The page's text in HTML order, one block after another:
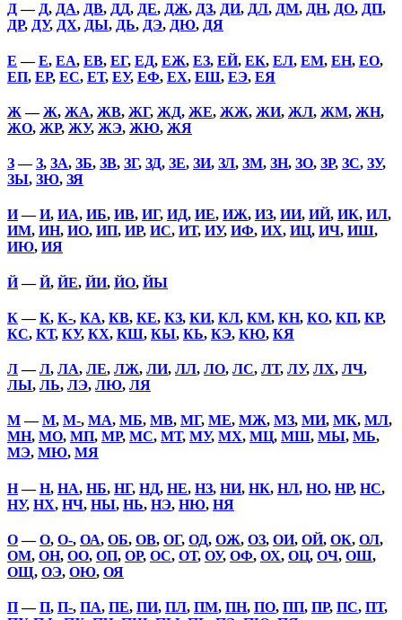
Д— Д, ДА, ДВ, ДД, ДЕ, ДЖ, ДЗ, ДИ, ДЛ, ДМ, ДН, ДО, ДП,
ДР, ДУ, ДХ, ДЫ, ДЬ, ДЭ, ДЮ, ДЯ
Е —Е, ЕА, ЕВ, ЕГ, ЕД, ЕЖ, ЕЗ, ЕЙ, ЕК, ЕЛ, ЕМ, ЕН, ЕО,
ЕП, ЕР, ЕС, ЕТ, ЕУ, ЕФ, ЕХ, ЕШ, ЕЭ, ЕЯ
Ж —Ж, ЖА, ЖВ, ЖГ, ЖД, ЖЕ, ЖЖ, ЖИ, ЖЛ, ЖМ, ЖН,
ЖО, ЖР, ЖУ, ЖЭ, ЖЮ, ЖЯ
З—З, ЗА, ЗБ, ЗВ, ЗГ, ЗД, ЗЕ, ЗИ, ЗЛ, ЗМ, ЗН, ЗО, ЗР, ЗС, ЗУ,
ЗЫ, ЗЮ, ЗЯ
И—И, ИА, ИБ, ИВ, ИГ, ИД, ИЕ, ИЖ, ИЗ, ИИ, ИЙ, ИК, ИЛ,
ИМ, ИН, ИО, ИП, ИР, ИС, ИТ, ИУ, ИФ, ИХ, ИЦ, ИЧ, ИШ,
ИЮ, ИЯ
Й—Й, ЙЕ, ЙИ, ЙО, ЙЫ
К—К, К-, КА, КВ, КЕ, КЗ, КИ, КЛ, КМ, КН, КО, КП, КР,
КС, КТ, КУ, КХ, КШ, КЫ, КЬ, КЭ, КЮ, КЯ
Л—Л, ЛА, ЛЕ, ЛЖ, ЛИ, ЛЛ, ЛО, ЛС, ЛТ, ЛУ, ЛХ, ЛЧ,
ЛЫ, ЛЬ, ЛЭ, ЛЮ, ЛЯ
М—М, М-, МА, МБ, МВ, МГ, МЕ, МЖ, МЗ, МИ, МК, МЛ,
МН, МО, МП, МР, МС, МТ, МУ, МХ, МЦ, МШ, МЫ, МЬ,
МЭ, МЮ, МЯ
Н—Н, НА, НБ, НГ, НД, НЕ, НЗ, НИ, НК, НЛ, НО, НР, НС,
НУ, НХ, НЧ, НЫ, НЬ, НЭ, НЮ, НЯ
О—О, О-, ОА, ОБ, ОВ, ОГ, ОД, ОЖ, ОЗ, ОИ, ОЙ, ОК, ОЛ,
ОМ, ОН, ОО, ОП, ОР, ОС, ОТ, ОУ, ОФ, ОХ, ОЦ, ОЧ, ОШ,
ОЩ, ОЭ, ОЮ, ОЯ
П—П, П-, ПА, ПЕ, ПИ, ПЛ, ПМ, ПН, ПО, ПП, ПР, ПС, ПТ,